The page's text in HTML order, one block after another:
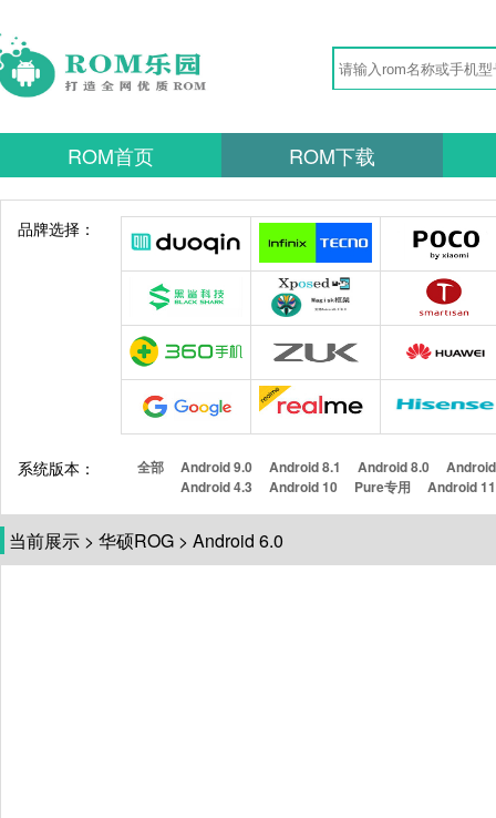
ROM首页 ROM下载
品牌选择：
系统版本： 全部 Android 9.0 Android 8.1 Android 8.0
Android 4.3
Android 10 Pure专用 Android 11
当前展示 > 华硕ROG > Android 6.0